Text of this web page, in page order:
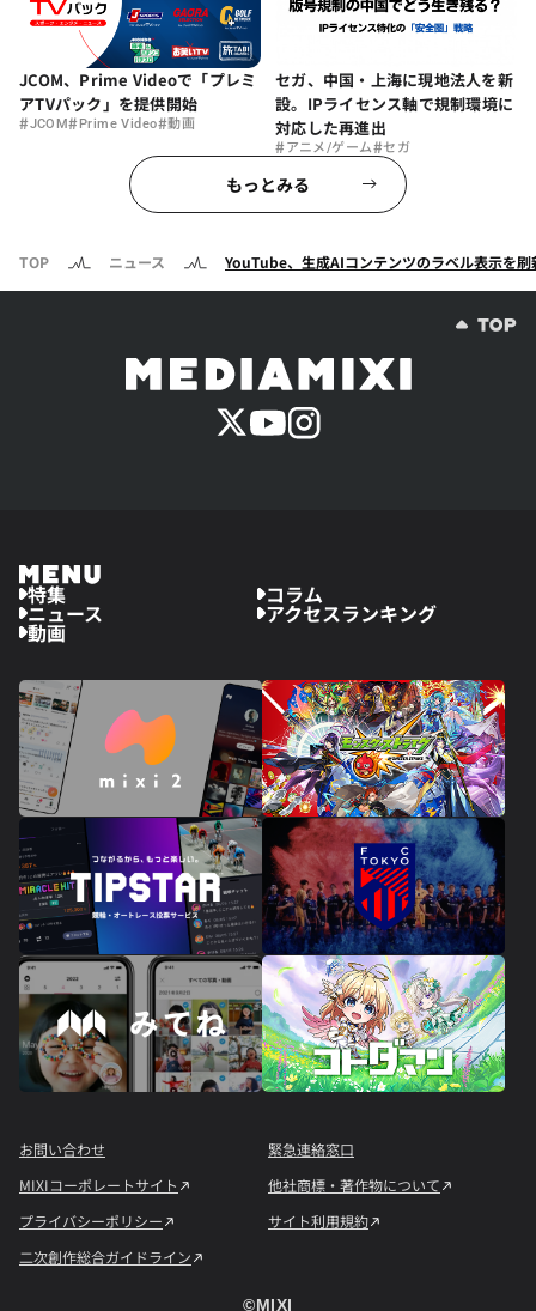
JCOM、Prime Videoで「プレミ
アTVパック」を提供開始
#JCOM# Prime Video#動画
セガ、中国・上海に現地法人を新
設。IPライセンス軸で規制環境に
対応した再進出
#アニメ/ゲーム#セガ
もっとみる
TOP ニュース YouTube、生成AIコンテンツのラベル表示を刷
特集 コラム
ニュース アクセスランキング
動画
お問い合わせ
緊急連絡窓口
MIXIコーポレートサイト
他社商標・著作物について
プライバシーポリシー
サイト利用規約
二次創作総合ガイドライン
©︎MIXI